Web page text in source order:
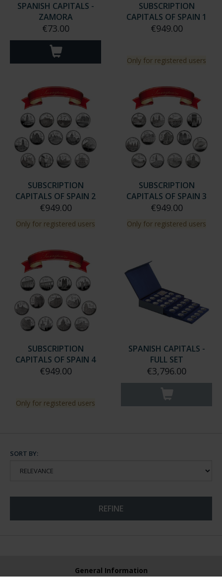
SPANISH CAPITALS -
ZAMORA
€73.00
SUBSCRIPTION
CAPITALS OF SPAIN 1
€949.00
Only for registered users
SUBSCRIPTION
CAPITALS OF SPAIN 2
€949.00
Only for registered users
SUBSCRIPTION
CAPITALS OF SPAIN 3
€949.00
Only for registered users
SUBSCRIPTION
CAPITALS OF SPAIN 4
€949.00
Only for registered users
SPANISH CAPITALS -
FULL SET
€3,796.00
SORT BY:
REFINE
General Information